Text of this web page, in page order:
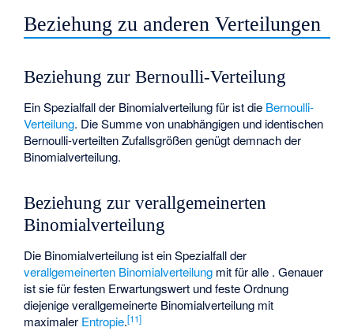
Beziehung zu anderen Verteilungen
Beziehung zur Bernoulli-Verteilung
Ein Spezialfall der Binomialverteilung für ist die Bernoulli-
Verteilung. Die Summe von unabhängigen und identischen
Bernoulli-verteilten Zufallsgrößen genügt demnach der
Binomialverteilung.
Beziehung zur verallgemeinerten
Binomialverteilung
Die Binomialverteilung ist ein Spezialfall der
verallgemeinerten Binomialverteilung mitfür alle . Genauer
ist sie für festen Erwartungswert und feste Ordnung
diejenige verallgemeinerte Binomialverteilung mit
maximaler Entropie.[11]